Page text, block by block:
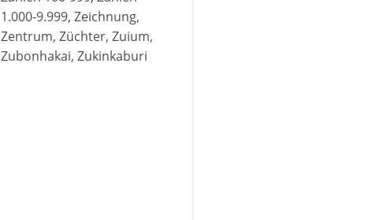
1.000-9.999, Zeichnung,
Zentrum, Züchter, Zuium,
Zubonhakai, Zukinkaburi